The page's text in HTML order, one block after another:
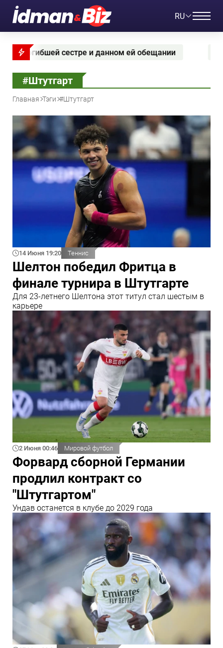
RU
ей обещании Чемпион мира по джиу-
#Штутгарт
Главная Тэги #Штутгарт
14 Июня 19:20 Теннис
Шелтон победил Фритца в
финале турнира в Штутгарте
Для 23-летнего Шелтона этот титул стал шестым в
карьере
2 Июня 00:46 Мировой футбол
Форвард сборной Германии
продлил контракт со
"Штутгартом"
Ундав останется в клубе до 2029 года